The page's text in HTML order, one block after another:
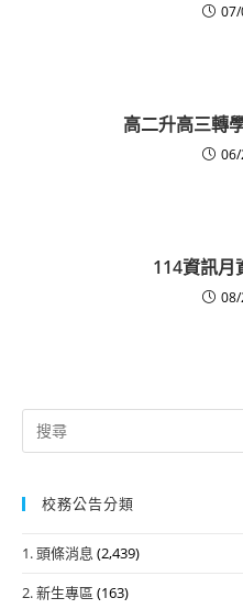
高二升高三轉
114資訊月
Search
for:
校務公告分類
1. 頭條消息 (2,439)
2. 新生專區 (163)